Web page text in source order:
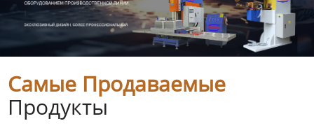
Самые Продаваемые
Продукты